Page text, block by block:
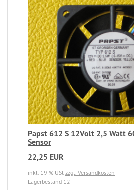
Papst 612 S 12Volt 2,5 Watt
Sensor
22,25 EUR
inkl. 19 % USt zzgl. Versandkosten
Lagerbestand 12